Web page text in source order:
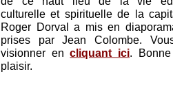
culturelle et spirituelle de la
Roger Dorval a mis en
prises par Jean Colombe.
visionner encliquant ici.
plaisir.